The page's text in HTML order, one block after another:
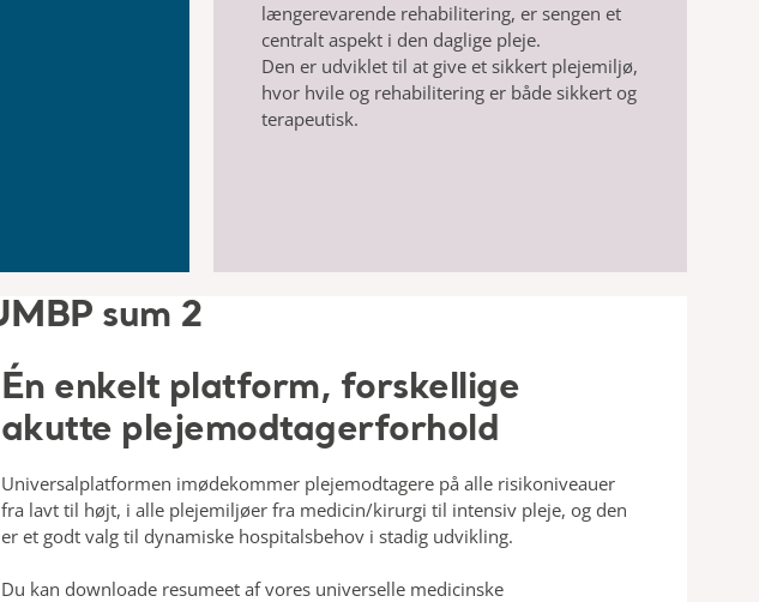
længerevarende rehabilitering, er sengen et
centralt aspekt i den daglige pleje.
Den er udviklet til at give et sikkert plejemiljø,
hvor hvile og rehabilitering er både sikkert og
terapeutisk.
Én enkelt platform, forskellige
akutte plejemodtagerforhold
Universalplatformen imødekommer plejemodtagere på alle risikoniveauer
fra lavt til højt, i alle plejemiljøer fra medicin/kirurgi til intensiv pleje, og den
er et godt valg til dynamiske hospitalsbehov i stadig udvikling.
Du kan downloade resumeet af vores universelle medicinske